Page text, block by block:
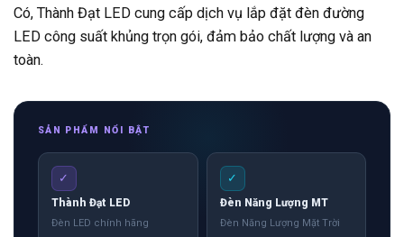
Có, Thành Đạt LED cung cấp dịch vụ lắp đặt đèn đường
LED công suất khủng trọn gói, đảm bảo chất lượng và an
toàn.
SẢN PHẨM NỔI BẬT
✓
Thành Đạt LED
Đèn LED chính hãng
✓
Đèn Năng Lượng MT
Đèn Năng Lượng Mặt Trời